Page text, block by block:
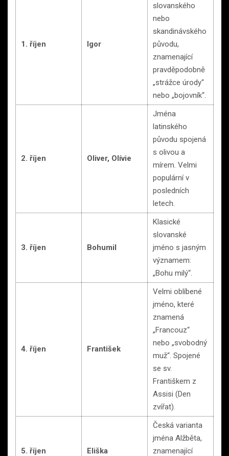
1. říjen Igor
slovanského
nebo
skandinávského
původu,
znamenající
pravděpodobně
„strážce úrody“
nebo „bojovník“.
2. říjen Oliver, Olívie
Jména
latinského
původu spojená
s olivou a
mírem. Velmi
populární v
posledních
letech.
3. říjen Bohumil
Klasické
slovanské
jméno s jasným
významem:
„Bohu milý“.
4. říjen František
Velmi oblíbené
jméno, které
znamená
„Francouz“
nebo „svobodný
muž“. Spojené
se sv.
Františkem z
Assisi (Den
zvířat).
5. říjen Eliška
Česká varianta
jména Alžběta,
znamenající